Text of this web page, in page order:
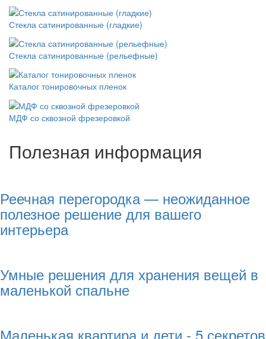
Стекла сатинированные (гладкие)
Стекла сатинированные (рельефные)
Каталог тонировочных пленок
МДФ со сквозной фрезеровкой
Полезная информация
Реечная перегородка — неожиданное
полезное решение для вашего
интерьера
Умные решения для хранения вещей в
маленькой спальне
Маленькая квартира и дети - 5 секретов